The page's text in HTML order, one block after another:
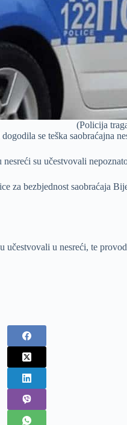
(Policija
se teška saobraćajna
su učestvovali
za bezbjednost saobraćaja
u nesreći, te